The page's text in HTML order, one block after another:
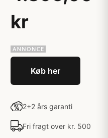
kr
Køb her
2+2 års garanti
Fri fragt over kr. 500